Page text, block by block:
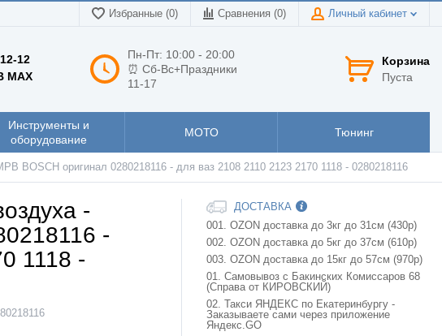
Избранные (0) Сравнения (0) Личный кабинет
12
MAX
Пн-Пт: 10:00 - 20:00
⏰ Сб-Вс+Праздники
11-17
Корзина
Пуста
Инструменты и
оборудование
МОТО Тюнинг
BOSCH оригинал 0280218116 - для ваз 2108 2110 2123 2170 1118 - 0280218116
-
-
1118 -
ДОСТАВКА
001. OZON доставка до 3кг до 31см (430р)
002. OZON доставка до 5кг до 37см (610р)
003. OZON доставка до 15кг до 57см (970р)
01. Самовывоз с Бакинских Комиссаров 68
(Справа от КИРОВСКИЙ)
02. Такси ЯНДЕКС по Екатеринбургу -
Заказываете сами через приложение
Яндекс.GO